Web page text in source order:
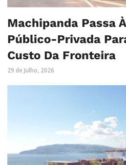
Machipanda Passa
Público-Privada
Custo Da Fronteira
29 de Julho, 2026